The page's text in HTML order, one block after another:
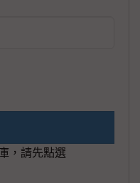
，請先點選